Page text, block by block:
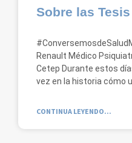
Sobre las
Renault Médico
Cetep Durante estos
vez en la historia cómo
CONTINUA LEYENDO...